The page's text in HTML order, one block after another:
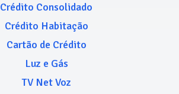
Crédito Consolidado
Crédito Habitação
Cartão de Crédito
Luz e Gás
TV Net Voz